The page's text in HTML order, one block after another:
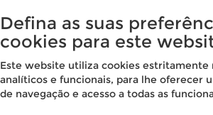
Defina as suas
cookies para este
Este website utiliza cookies estritamente
analíticos e funcionais, para lhe oferecer
de navegação e acesso a todas as